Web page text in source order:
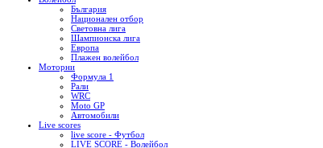
България
Национален отбор
Световна лига
Шампионска лига
Европа
Плажен волейбол
Моторни
Формула 1
Рали
WRC
Moto GP
Автомобили
Live scores
live score - Футбол
LIVE SCORE - Волейбол